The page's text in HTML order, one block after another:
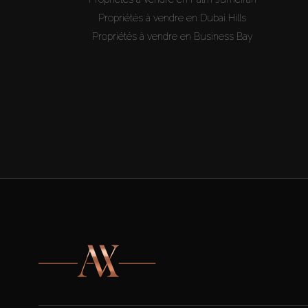
Propriétés à vendre en Dubai Hills
Propriétés à vendre en Business Bay